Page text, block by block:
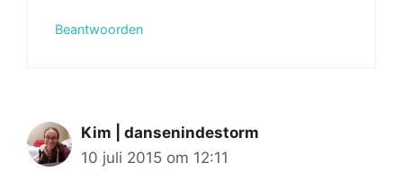
Beantwoorden
Kim | dansenindestorm
10 juli 2015 om 12:11